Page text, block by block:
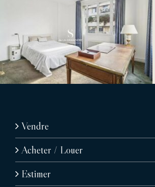
Vendre
Acheter / Louer
Estimer